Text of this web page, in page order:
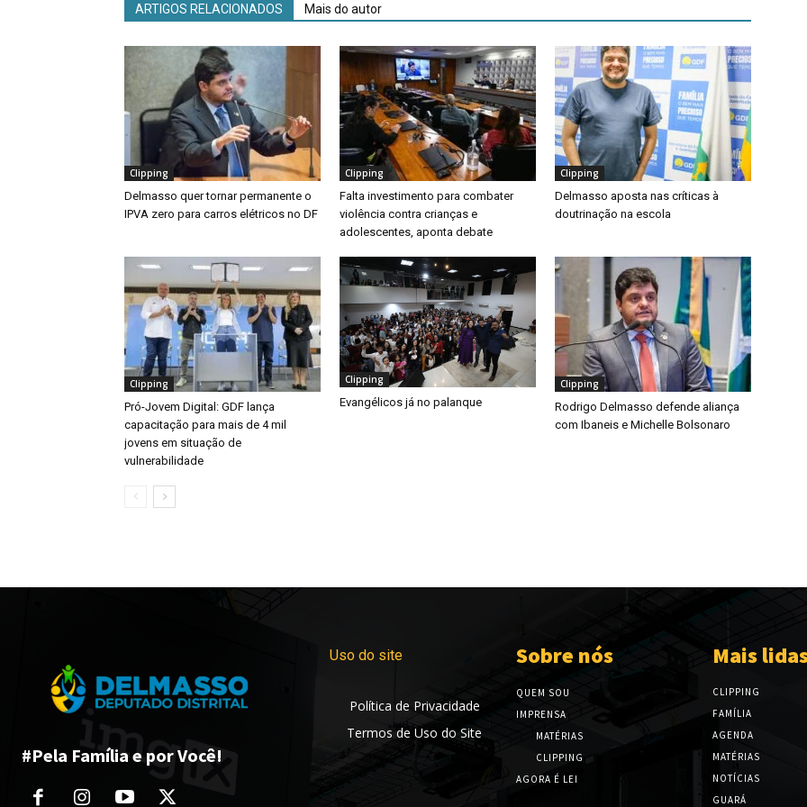
ARTIGOS RELACIONADOS Mais do autor
Clipping
Delmasso quer tornar permanente o
IPVA zero para carros elétricos no DF
Clipping
Falta investimento para combater
violência contra crianças e
adolescentes, aponta debate
Clipping
Delmasso aposta nas críticas à
doutrinação na escola
Clipping
Pró-Jovem Digital: GDF lança
capacitação para mais de 4 mil
jovens em situação de
vulnerabilidade
Clipping
Evangélicos já no palanque
Clipping
Rodrigo Delmasso defende aliança
com Ibaneis e Michelle Bolsonaro
#Pela Família e por Você!
Uso do site
Política de Privacidade
Termos de Uso do Site
Sobre nós
QUEM SOU
IMPRENSA
MATÉRIAS
CLIPPING
AGORA É LEI
Mais
CLIPPING
FAMÍLIA
AGENDA
MATÉRIAS
NOTÍCIAS
GUARÁ